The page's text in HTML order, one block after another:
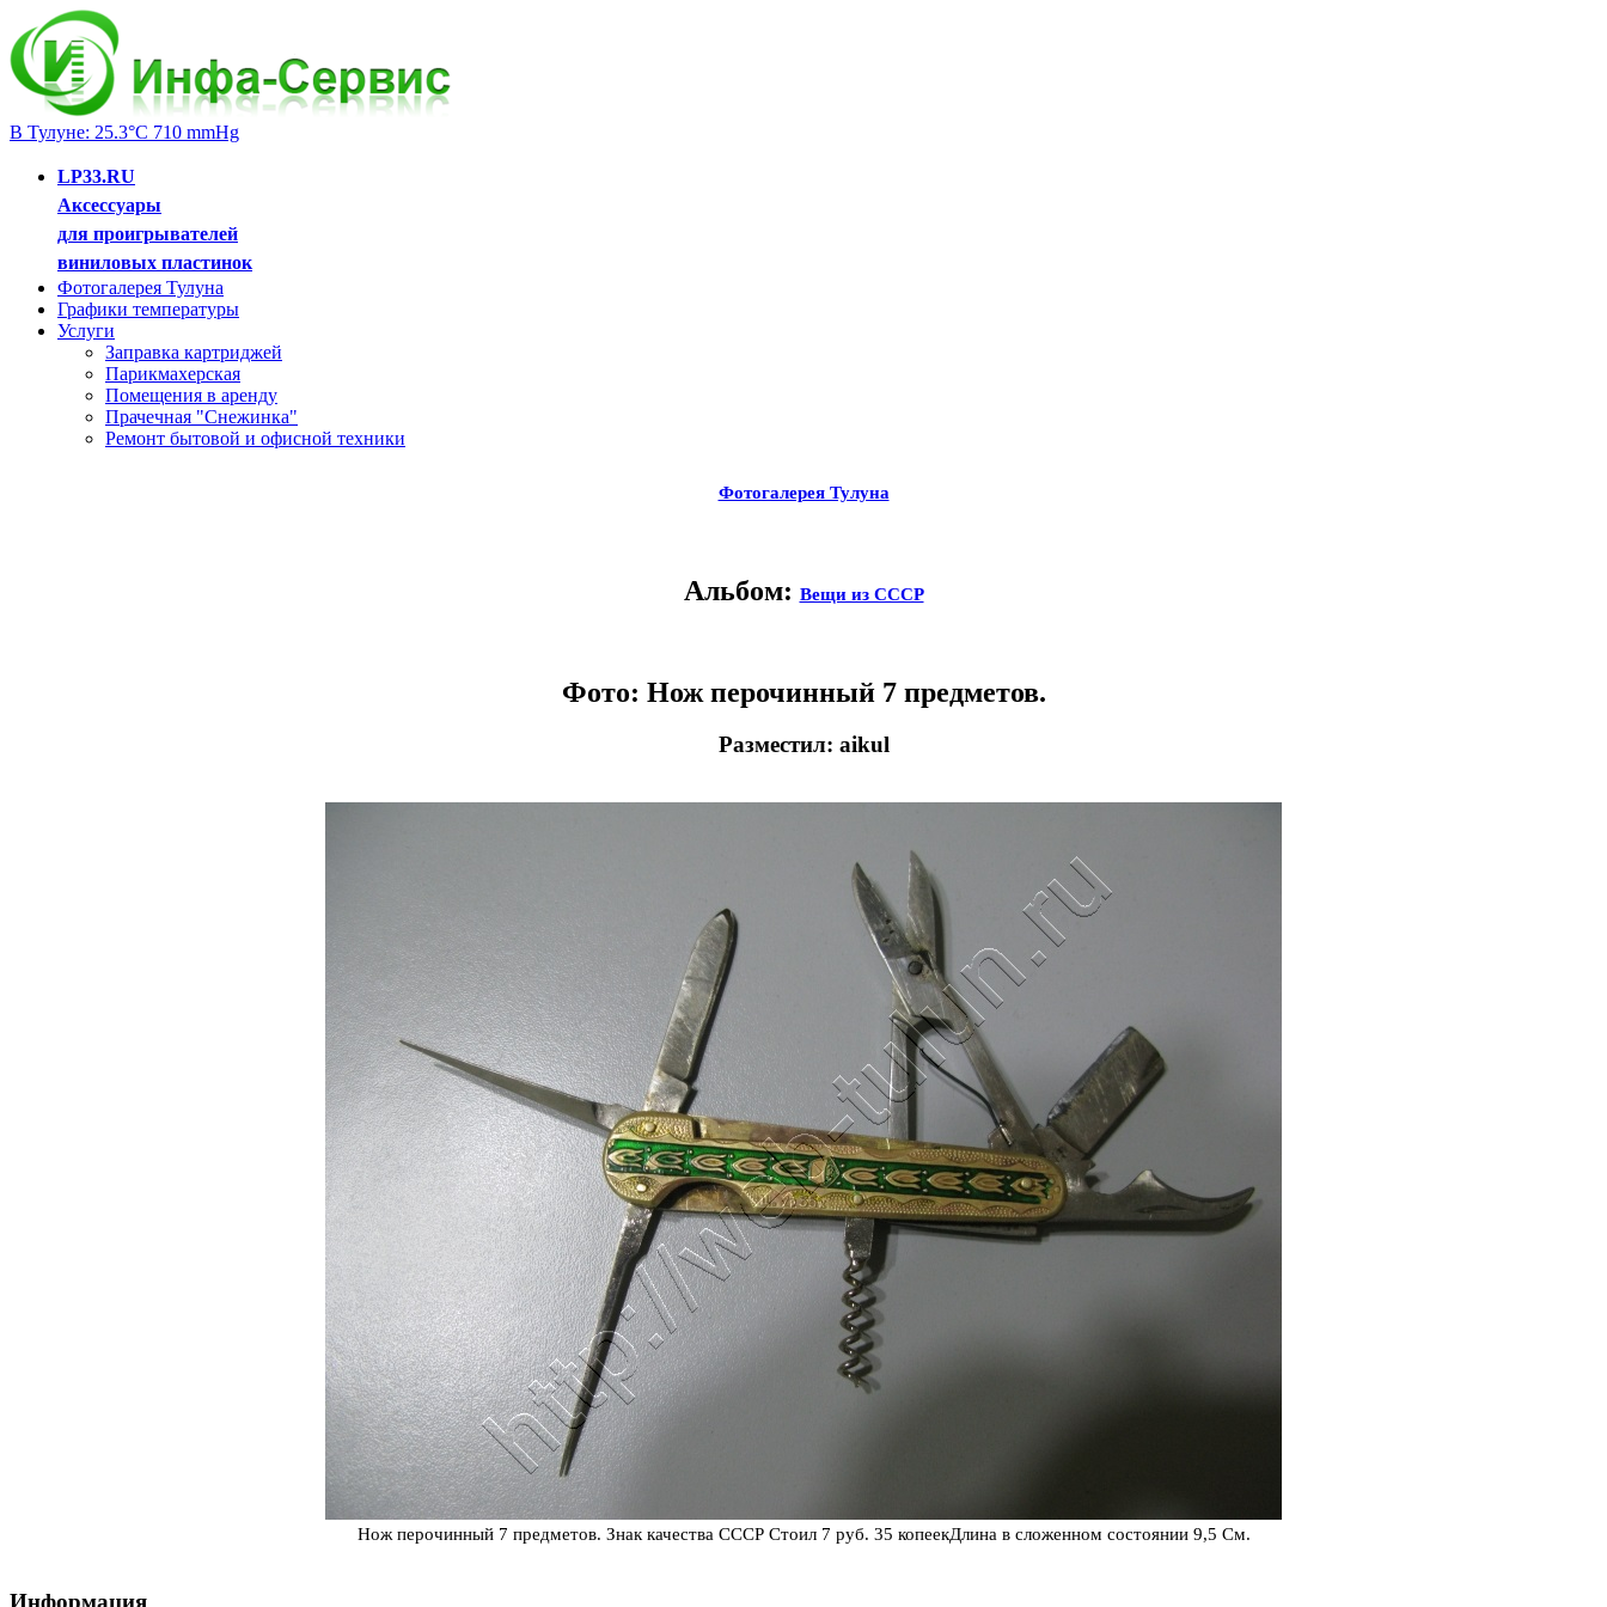
В Тулуне: 25.3°C 710 mmHg
LP33.RU
Аксессуары
для проигрывателей
виниловых пластинок
Фотогалерея Тулуна
Графики температуры
Услуги
Заправка картриджей
Парикмахерская
Помещения в аренду
Прачечная "Снежинка"
Ремонт бытовой и офисной техники
Фотогалерея Тулуна
Альбом: Вещи из СССР
Фото: Нож перочинный 7 предметов.
Разместил: aikul
Нож перочинный 7 предметов. Знак качества СССР Стоил 7 руб. 35 копеекДлина в сложенном состоянии 9,5 См.
Информация